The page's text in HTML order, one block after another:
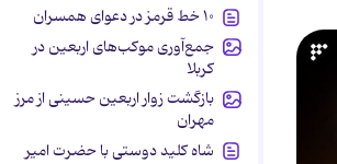
۱۰ خط قرمز در دعوای همسران
جمع‌آوری موکب‌های اربعین در
کربلا
بازگشت زوار اربعین حسینی از مرز
مهران
شاه کلید دوستی با حضرت امیر